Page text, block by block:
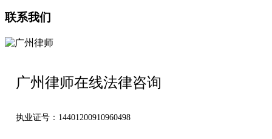
联系我们
广州律师在线法律咨询
执业证号：14401200910960498